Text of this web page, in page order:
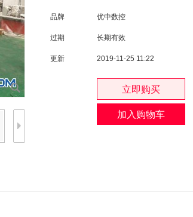
品牌 优中数控
过期 长期有效
更新 2019-11-25 11:22